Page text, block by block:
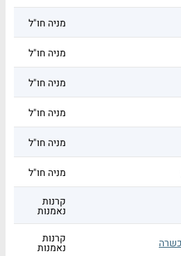
מניה חו"ל
מניה חו"ל
מניה חו"ל
מניה חו"ל
מניה חו"ל
מניה חו"ל
קרנות
נאמנות
קרנות
נאמנות